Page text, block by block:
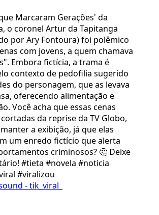
Marcaram Gerações' da
o coronel Artur da Tapitanga
por Ary Fontoura) foi polêmico
com jovens, a quem chamava
Embora fictícia, a trama é
contexto de pedofilia sugerido
do personagem, que as levava
oferecendo alimentação e
Você acha que essas cenas
da reprise da TV Globo,
a exibição, já que elas
um enredo fictício que alerta
criminosos? 🤔 Deixe
#tieta #novela #noticia
#viralizou
- tik_viral_